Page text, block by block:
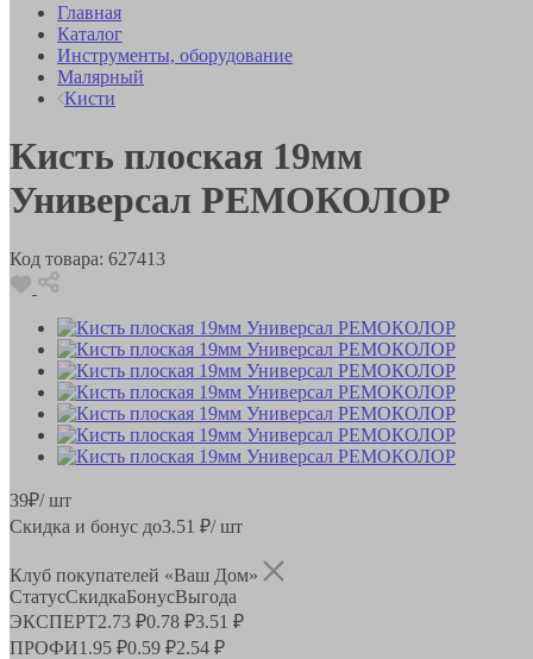
Главная
Каталог
Инструменты, оборудование
Малярный
Кисти
Кисть плоская 19мм
Универсал РЕМОКОЛОР
Код товара: 627413
39₽/ шт
Скидка и бонус до3.51 ₽/ шт
Клуб покупателей «Ваш Дом»
СтатусСкидкаБонусВыгода
ЭКСПЕРТ2.73 ₽0.78 ₽3.51 ₽
ПРОФИ1.95 ₽0.59 ₽2.54 ₽